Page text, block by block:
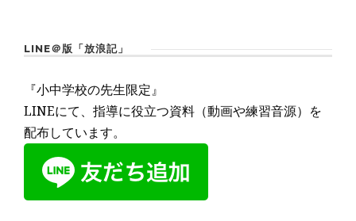
LINE＠版「放浪記」
『小中学校の先生限定』
LINEにて、指導に役立つ資料（動画や練習音源）を
配布しています。